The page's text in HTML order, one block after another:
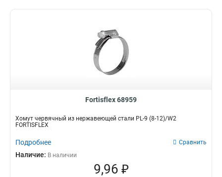
Fortisflex 68959
Хомут червячный из нержавеющей стали PL-9 (8-12)/W2
FORTISFLEX
Подробнее Сравнить
Наличие: В наличии
9,96 ₽